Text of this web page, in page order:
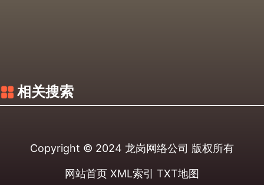
相关搜索
Copyright © 2024 龙岗网络公司 版权所有
网站首页 XML索引 TXT地图